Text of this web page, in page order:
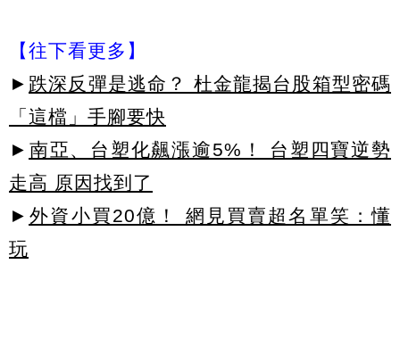
【往下看更多】
► 跌深反彈是逃命？ 杜金龍揭台股箱型密碼
「這檔」手腳要快
► 南亞、台塑化飆漲逾5%！ 台塑四寶逆勢
走高 原因找到了
► 外資小買20億！ 網見買賣超名單笑：懂
玩